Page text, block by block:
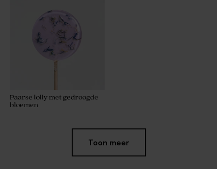
Paarse lolly met gedroogde
bloemen
Toon meer